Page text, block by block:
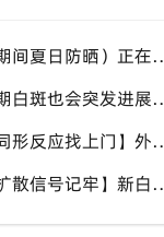
（光疗期间夏日防晒）正在做白斑光疗，户
「稳定期白斑也会突发进展」哪些夏季隐
【谨防同形反应找上门】外伤、抓挠、摩擦，
【白斑扩散信号记牢】新白斑长出、边界模糊、